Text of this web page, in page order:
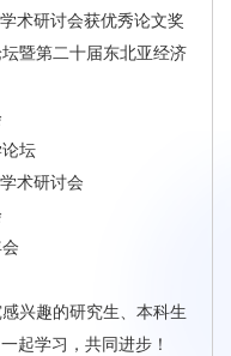
术研讨会获优秀论文奖
暨第二十届东北亚经济
坛
术研讨会
兴趣的研究生、本科生
起学习，共同进步！